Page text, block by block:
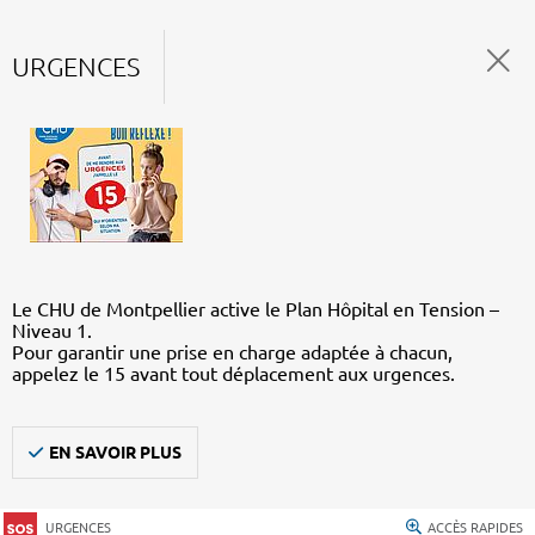
URGENCES
Le CHU de Montpellier active le Plan Hôpital en Tension –
Niveau 1.
Pour garantir une prise en charge adaptée à chacun,
appelez le 15 avant tout déplacement aux urgences.
EN SAVOIR PLUS
URGENCES ACCÈS RAPIDES